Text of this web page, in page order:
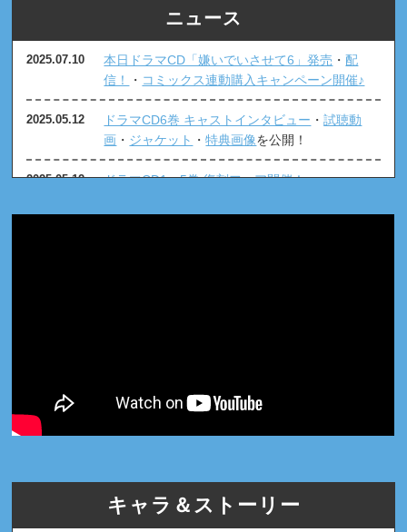
ニュース
2025.07.10 本日ドラマCD「嫌いでいさせて6」発売 ・配
信！
・ コミックス連動購入キャンペーン開催♪
2025.05.12 ドラマCD6巻 キャストインタビュー ・試聴動
画 ・ ジャケット ・特典画像を公開！
2025.05.12 ドラマCD1～5巻 復刻フェア開催！
信！ コミックス連動購入キャンペーン開催
2024.04.12 ドラマCD5巻キャストインタビュー・試聴動
コミックス6巻同時発売決定!! アニメイトで連動
特典が決定！
キャラ＆ストーリー